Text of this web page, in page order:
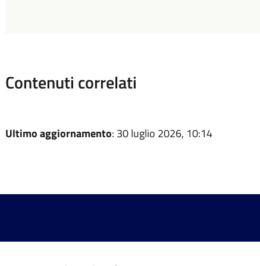
Contenuti correlati
Ultimo aggiornamento: 30 luglio 2026, 10:14